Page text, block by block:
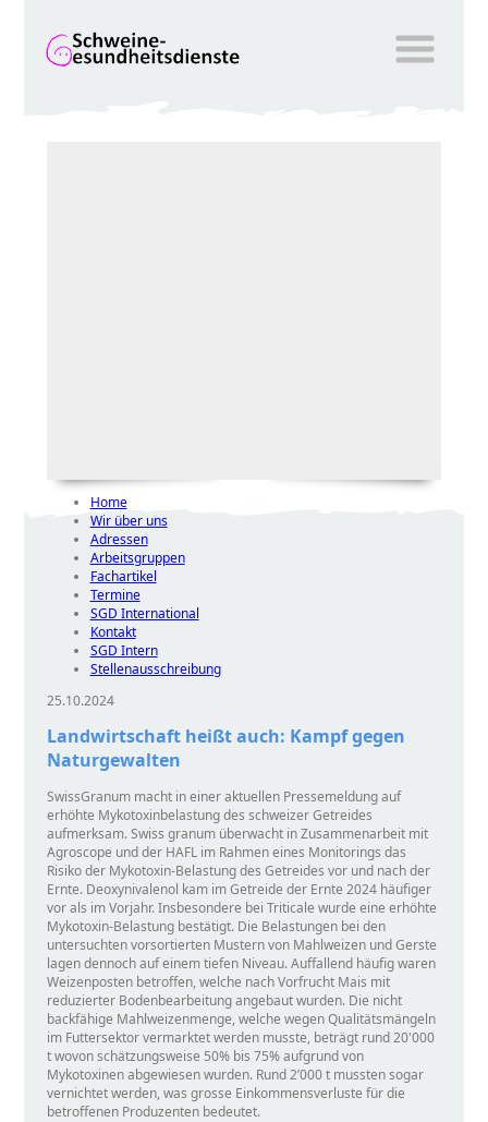
Home
Wir über uns
Adressen
Arbeitsgruppen
Fachartikel
Termine
SGD International
Kontakt
SGD Intern
Stellenausschreibung
25.10.2024
Landwirtschaft heißt auch: Kampf gegen
Naturgewalten
SwissGranum macht in einer aktuellen Pressemeldung auf
erhöhte Mykotoxinbelastung des schweizer Getreides
aufmerksam. Swiss granum überwacht in Zusammenarbeit mit
Agroscope und der HAFL im Rahmen eines Monitorings das
Risiko der Mykotoxin-Belastung des Getreides vor und nach der
Ernte. Deoxynivalenol kam im Getreide der Ernte 2024 häufiger
vor als im Vorjahr. Insbesondere bei Triticale wurde eine erhöhte
Mykotoxin-Belastung bestätigt. Die Belastungen bei den
untersuchten vorsortierten Mustern von Mahlweizen und Gerste
lagen dennoch auf einem tiefen Niveau. Auffallend häufig waren
Weizenposten betroffen, welche nach Vorfrucht Mais mit
reduzierter Bodenbearbeitung angebaut wurden. Die nicht
backfähige Mahlweizenmenge, welche wegen Qualitätsmängeln
im Futtersektor vermarktet werden musste, beträgt rund 20'000
t wovon schätzungsweise 50% bis 75% aufgrund von
Mykotoxinen abgewiesen wurden. Rund 2’000 t mussten sogar
vernichtet werden, was grosse Einkommensverluste für die
betroffenen Produzenten bedeutet.